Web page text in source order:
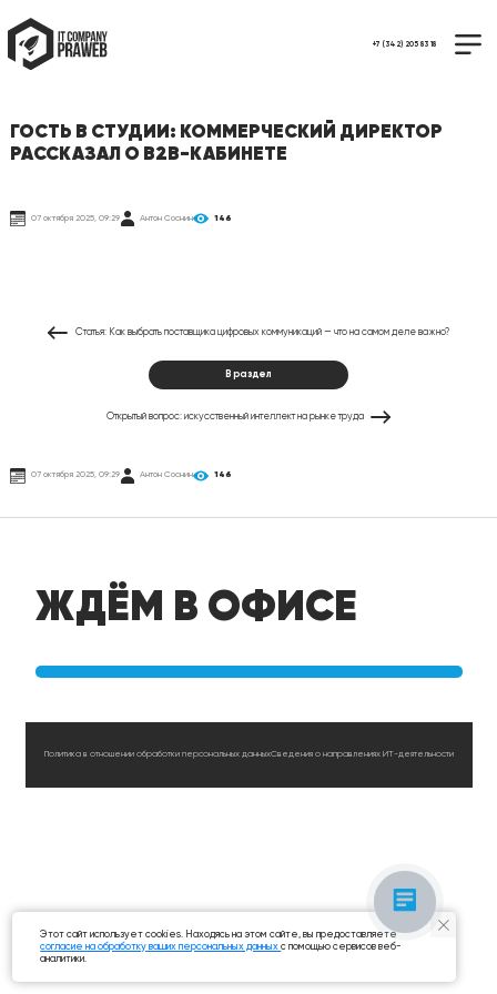
+7 (342) 205 83 18
07 октября 2025, 09:29 Антон Соснин 146
ГОСТЬ В СТУДИИ: КОММЕРЧЕСКИЙ ДИРЕКТОР
РАССКАЗАЛ О B2B-КАБИНЕТЕ
Статья: Как выбрать поставщика цифровых коммуникаций — что на самом деле важно?
В раздел
Открытый вопрос: искусственный интеллект на рынке труда
07 октября 2025, 09:29 Антон Соснин 146
ЖДЁМ В ОФИСЕ
Политика в отношении обработки персональных данныхСведения о направлениях ИТ-деятельности
Этот сайт использует cookies. Находясь на этом сайте, вы предоставляете
согласие на обработку ваших персональных данныхс помощью сервисов веб-
аналитики.